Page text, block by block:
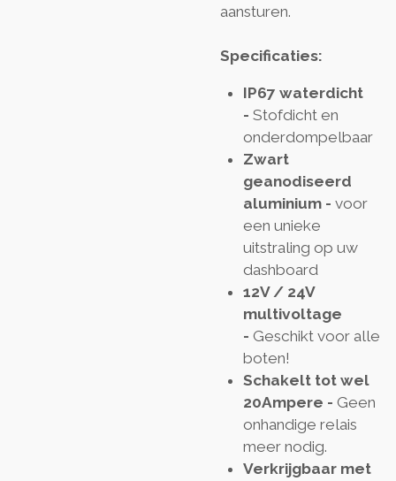
aansturen.
Specificaties:
IP67 waterdicht
- Stofdicht en
onderdompelbaar
Zwart
geanodiseerd
aluminium - voor
een unieke
uitstraling op uw
dashboard
12V / 24V
multivoltage
- Geschikt voor alle
boten!
Schakelt tot wel
20Ampere - Geen
onhandige relais
meer nodig.
Verkrijgbaar met